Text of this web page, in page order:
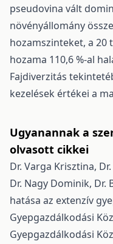
pseudovina vált
növényállomány
hozamszinteket, a 20
hozama 110,6 %-al
Fajdiverzitás
kezelések értékei a
Ugyanannak a
olvasott cikkei
Dr. Varga Krisztina,
Dr. Nagy Dominik, Dr.
hatása az extenzív
Gyepgazdálkodási
Gyepgazdálkodási